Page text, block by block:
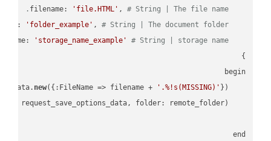
    filename:
'file.HTML' , # String | The file name.
    folder:
'folder_example' , # String | The document folder.
    storage_name:
'storage_name_example'
# String | storage name.
new({:FileName => filename +
'.%!s(MISSING)'